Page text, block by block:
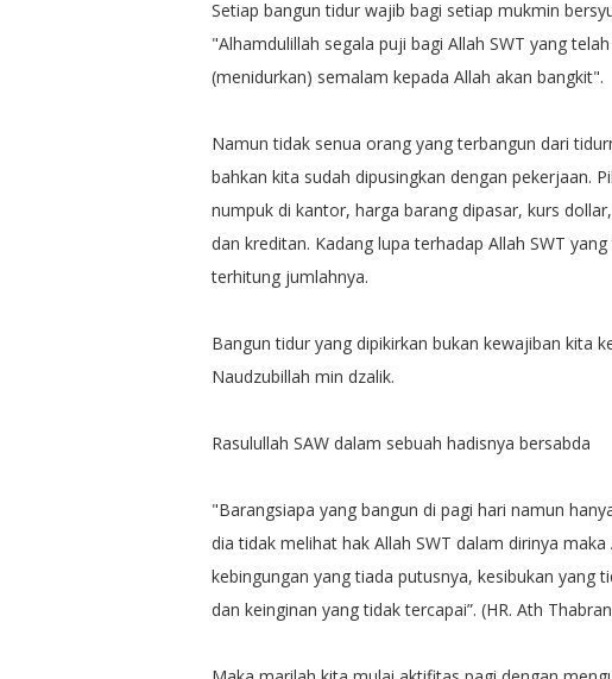
Setiap bangun tidur wajib bagi setiap mukmin
"Alhamdulillah segala puji bagi Allah SWT yang
(menidurkan) semalam kepada Allah akan bangkit".
Namun tidak senua orang yang terbangun dari
bahkan kita sudah dipusingkan dengan pekerjaan.
numpuk di kantor, harga barang dipasar, kurs
dan kreditan. Kadang lupa terhadap Allah SWT
terhitung jumlahnya.
Bangun tidur yang dipikirkan bukan kewajiban kita
Naudzubillah min dzalik.
Rasulullah SAW dalam sebuah hadisnya bersabda
"Barangsiapa yang bangun di pagi hari namun
dia tidak melihat hak Allah SWT dalam dirinya
kebingungan yang tiada putusnya, kesibukan yang
dan keinginan yang tidak tercapai”. (HR. Ath